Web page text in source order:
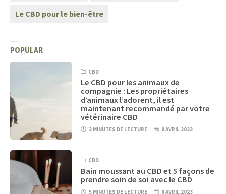
Le CBD pour le bien-être
POPULAR
CBD
Le CBD pour les animaux de
compagnie : Les propriétaires
d’animaux l’adorent, il est
maintenant recommandé par votre
vétérinaire CBD
3 MINUTES DE LECTURE 8 AVRIL 2023
CBD
Bain moussant au CBD et 5 façons de
prendre soin de soi avec le CBD
5 MINUTES DE LECTURE 8 AVRIL 2023